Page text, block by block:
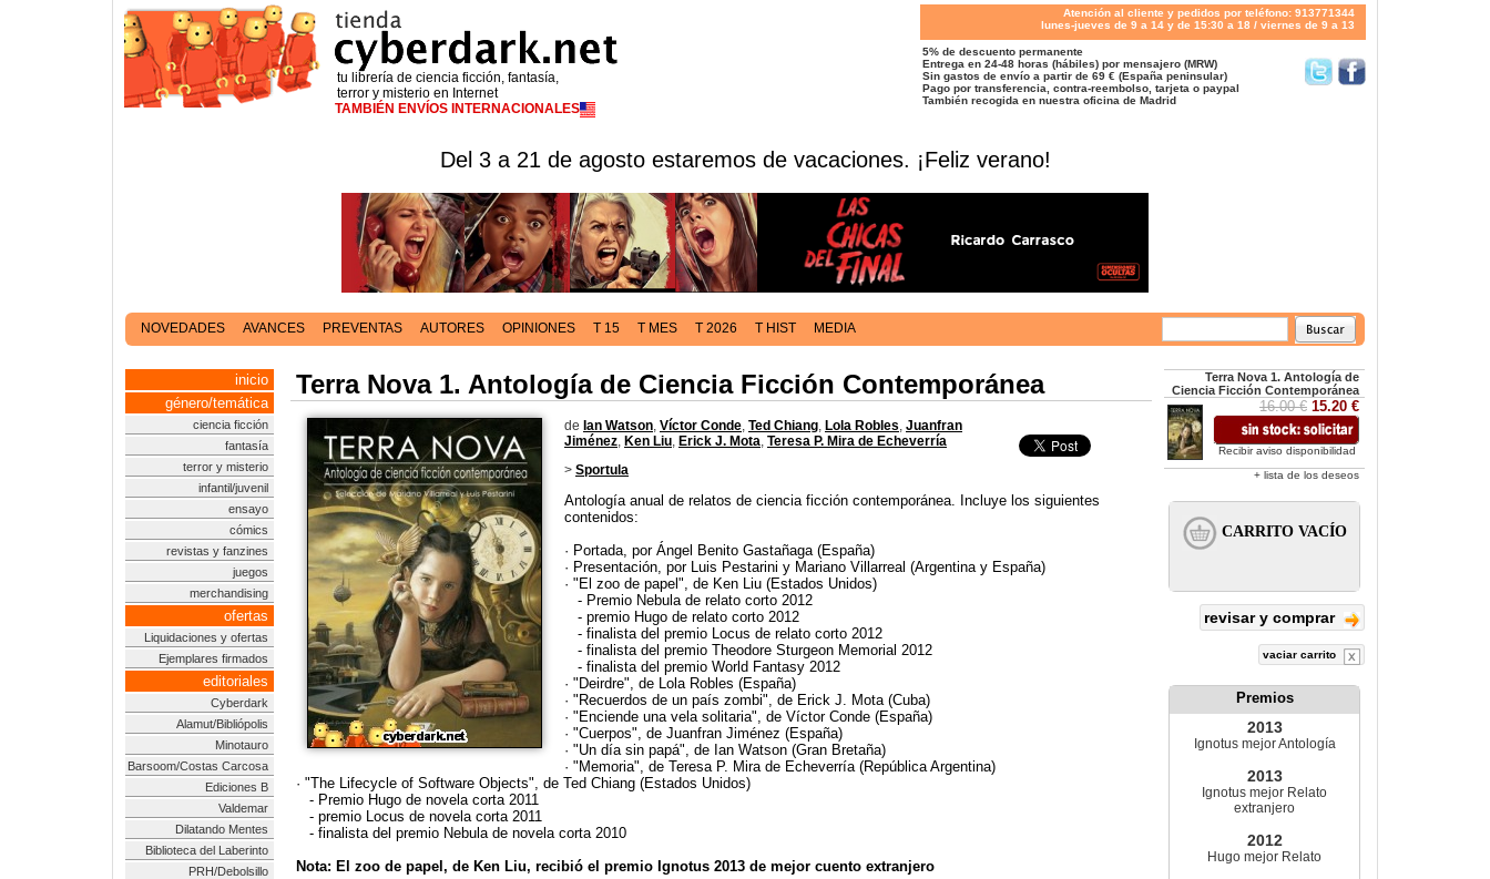
tu librería de ciencia ficción, fantasía,
terror y misterio en Internet
TAMBIÉN ENVÍOS INTERNACIONALES
Atención al cliente y pedidos por teléfono: 913771344
lunes-jueves de 9 a 14 y de 15:30 a 18 / viernes de 9 a 13
5% de descuento permanente
Entrega en 24-48 horas (hábiles) por mensajero (MRW)
Sin gastos de envío a partir de 69 € (España peninsular)
Pago por transferencia, contra-reembolso, tarjeta o paypal
También recogida en nuestra oficina de Madrid
Del 3 a 21 de agosto estaremos de vacaciones. ¡Feliz verano!
NOVEDADES AVANCES PREVENTAS AUTORES OPINIONES T 15 T MES T 2026 T HIST MEDIA
inicio
género/temática
ciencia ficción
fantasía
terror y misterio
infantil/juvenil
ensayo
cómics
revistas y fanzines
juegos
merchandising
ofertas
Liquidaciones y ofertas
Ejemplares firmados
editoriales
Cyberdark
Alamut/Bibliópolis
Minotauro
Barsoom/Costas Carcosa
Ediciones B
Valdemar
Dilatando Mentes
Biblioteca del Laberinto
PRH/Debolsillo
Terra Nova 1. Antología de Ciencia Ficción Contemporánea
de Ian Watson, Víctor Conde, Ted Chiang, Lola Robles, Juanfran
Jiménez, Ken Liu, Erick J. Mota, Teresa P. Mira de Echeverría
> Sportula
Antología anual de relatos de ciencia ficción contemporánea. Incluye los siguientes
contenidos:
· Portada, por Ángel Benito Gastañaga (España)
· Presentación, por Luis Pestarini y Mariano Villarreal (Argentina y España)
· "El zoo de papel", de Ken Liu (Estados Unidos)
- Premio Nebula de relato corto 2012
- premio Hugo de relato corto 2012
- finalista del premio Locus de relato corto 2012
- finalista del premio Theodore Sturgeon Memorial 2012
- finalista del premio World Fantasy 2012
· "Deirdre", de Lola Robles (España)
· "Recuerdos de un país zombi", de Erick J. Mota (Cuba)
· "Enciende una vela solitaria", de Víctor Conde (España)
· "Cuerpos", de Juanfran Jiménez (España)
· "Un día sin papá", de Ian Watson (Gran Bretaña)
· "Memoria", de Teresa P. Mira de Echeverría (República Argentina)
· "The Lifecycle of Software Objects", de Ted Chiang (Estados Unidos)
- Premio Hugo de novela corta 2011
- premio Locus de novela corta 2011
- finalista del premio Nebula de novela corta 2010
Nota: El zoo de papel, de Ken Liu, recibió el premio Ignotus 2013 de mejor cuento extranjero
Terra Nova 1. Antología de
Ciencia Ficción Contemporánea
16.00 € 15.20 €
Recibir aviso disponibilidad
+ lista de los deseos
revisar y comprar
vaciar carrito
Premios
2013
Ignotus mejor Antología
2013
Ignotus mejor Relato
extranjero
2012
Hugo mejor Relato